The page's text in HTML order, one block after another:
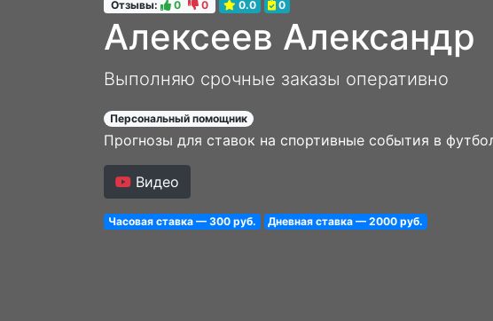
Отзывы: 0 0 0.0 0
Алексеев Александр
Выполняю срочные заказы оперативно
Персональный помощник
Прогнозы для ставок на спортивные события в
Видео
Часовая ставка — 300 руб. Дневная ставка — 2000 руб.